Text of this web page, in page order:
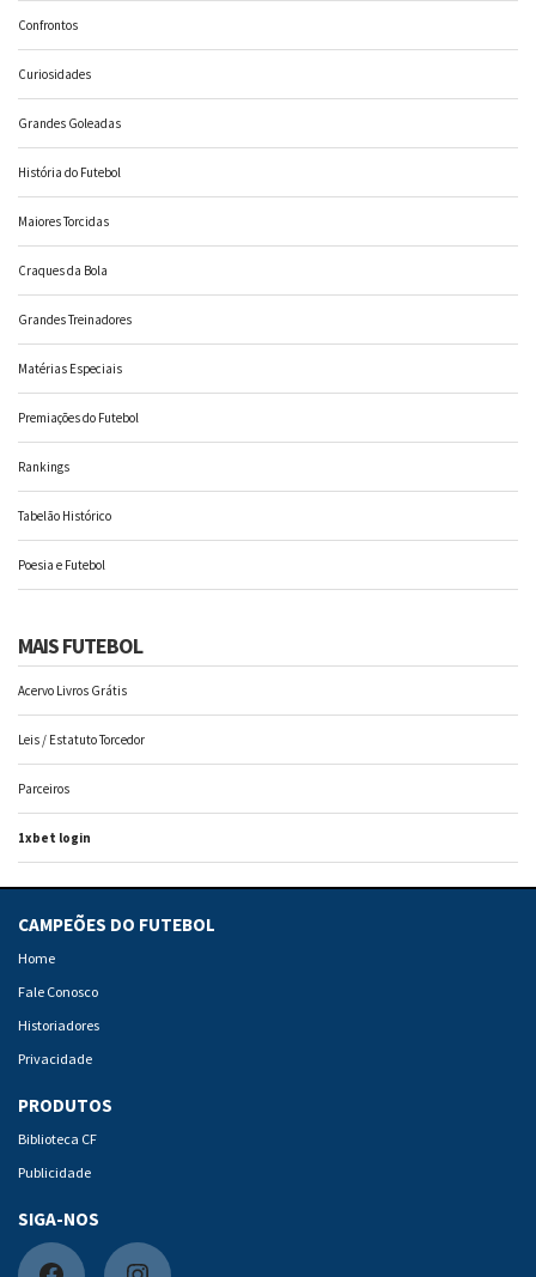
Confrontos
Curiosidades
Grandes Goleadas
História do Futebol
Maiores Torcidas
Craques da Bola
Grandes Treinadores
Matérias Especiais
Premiações do Futebol
Rankings
Tabelão Histórico
Poesia e Futebol
MAIS FUTEBOL
Acervo Livros Grátis
Leis / Estatuto Torcedor
Parceiros
1xbet login
CAMPEÕES DO FUTEBOL
Home
Fale Conosco
Historiadores
Privacidade
PRODUTOS
Biblioteca CF
Publicidade
SIGA-NOS